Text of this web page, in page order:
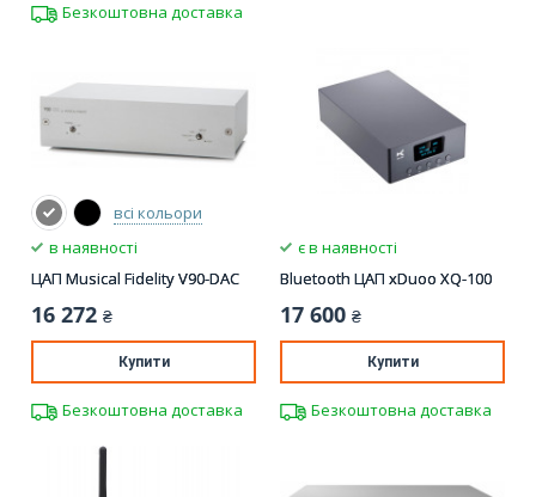
Безкоштовна доставка
всі кольори
в наявності
ЦАП Musical Fidelity V90-DAC
16 272 ₴
Купити
Безкоштовна доставка
є в наявності
Bluetooth ЦАП xDuoo XQ-100
17 600 ₴
Купити
Безкоштовна доставка